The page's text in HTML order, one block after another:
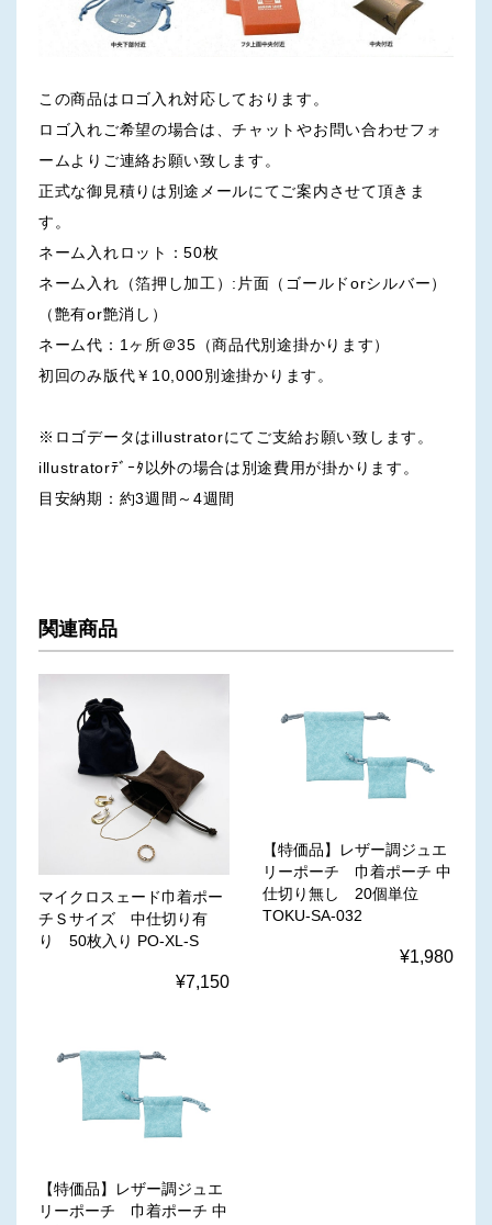
この商品はロゴ入れ対応しております。
ロゴ入れご希望の場合は、チャットやお問い合わせフォ
ームよりご連絡お願い致します。
正式な御見積りは別途メールにてご案内させて頂きま
す。
ネーム入れロット：50枚
ネーム入れ（箔押し加工）:片面（ゴールドorシルバー）
（艶有or艶消し）
ネーム代：1ヶ所＠35（商品代別途掛かります）
初回のみ版代￥10,000別途掛かります。
※ロゴデータはillustratorにてご支給お願い致します。
illustratorﾃﾞｰﾀ以外の場合は別途費用が掛かります。
目安納期：約3週間～4週間
関連商品
マイクロスェード巾着ポー
チＳサイズ 中仕切り有
り 50枚入り PO-XL-S
¥7,150
【特価品】レザー調ジュエ
リーポーチ 巾着ポーチ 中
仕切り無し 20個単位
TOKU-SA-032
¥1,980
【特価品】レザー調ジュエ
リーポーチ 巾着ポーチ 中